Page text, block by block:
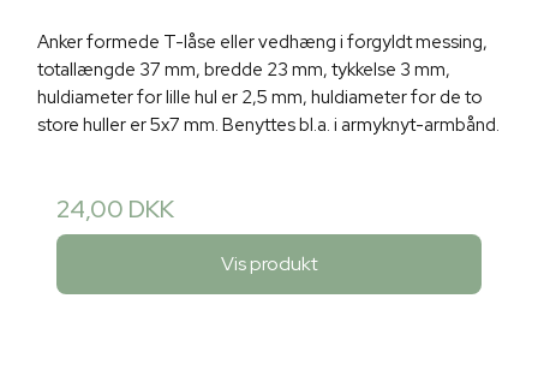
Anker formede T-låse eller vedhæng i forgyldt messing,
totallængde 37 mm, bredde 23 mm, tykkelse 3 mm,
huldiameter for lille hul er 2,5 mm, huldiameter for de to
store huller er 5x7 mm. Benyttes bl.a. i armyknyt-armbånd.
24,00 DKK
Vis produkt